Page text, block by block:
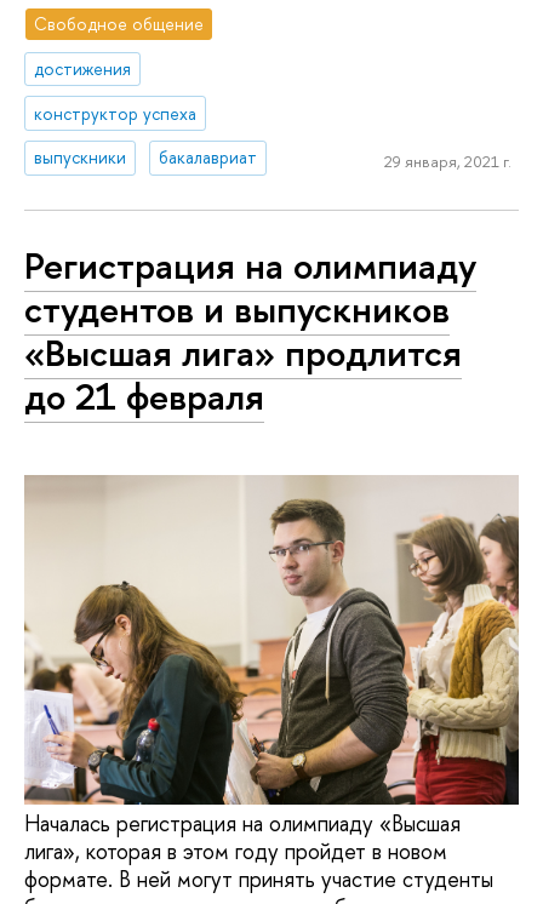
Свободное общение
достижения
конструктор успеха
выпускники
бакалавриат 29 января, 2021 г.
Регистрация на олимпиаду
студентов и выпускников
«Высшая лига» продлится
до 21 февраля
Началась регистрация на олимпиаду «Высшая
лига», которая в этом году пройдет в новом
формате. В ней могут принять участие студенты